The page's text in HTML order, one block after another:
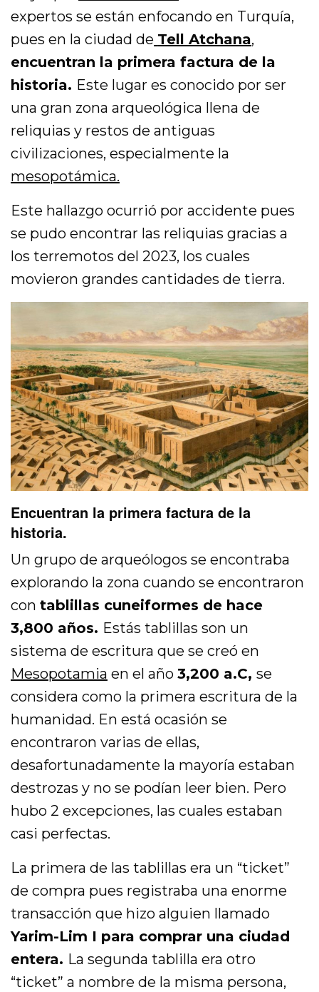
expertos se están enfocando en Turquía,
pues en la ciudad de Tell Atchana,
encuentran la primera factura de la
historia. Este lugar es conocido por ser
una gran zona arqueológica llena de
reliquias y restos de antiguas
civilizaciones, especialmente la
mesopotámica.
Este hallazgo ocurrió por accidente pues
se pudo encontrar las reliquias gracias a
los terremotos del 2023, los cuales
movieron grandes cantidades de tierra.
Encuentran la primera factura de la
historia.
Un grupo de arqueólogos se encontraba
explorando la zona cuando se encontraron
contablillas cuneiformes de hace
3,800 años. Estás tablillas son un
sistema de escritura que se creó en
Mesopotamia en el año3,200 a.C,se
considera como la primera escritura de la
humanidad. En está ocasión se
encontraron varias de ellas,
desafortunadamente la mayoría estaban
destrozas y no se podían leer bien. Pero
hubo 2 excepciones, las cuales estaban
casi perfectas.
La primera de las tablillas era un “ticket”
de compra pues registraba una enorme
transacción que hizo alguien llamado
Yarim-Lim I para comprar una ciudad
entera. La segunda tablilla era otro
“ticket” a nombre de la misma persona,